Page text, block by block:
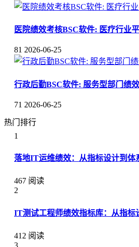
医院绩效考核BSC软件: 医疗行业
81 2026-06-25
行政后勤BSC软件: 服务型部门绩
71 2026-06-25
热门排行
1
落地IT运维绩效：从指标设计到体
467 阅读
2
IT测试工程师绩效指标库：从指标
412 阅读
3